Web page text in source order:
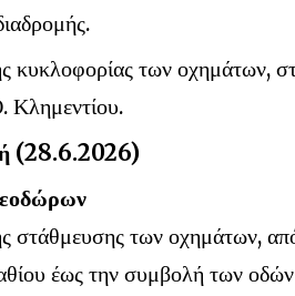
κυκλοφορίας των οχημάτων,
Κλημεντίου.
(28.6.2026)
στάθμευσης των οχημάτων,
έως την συμβολή των